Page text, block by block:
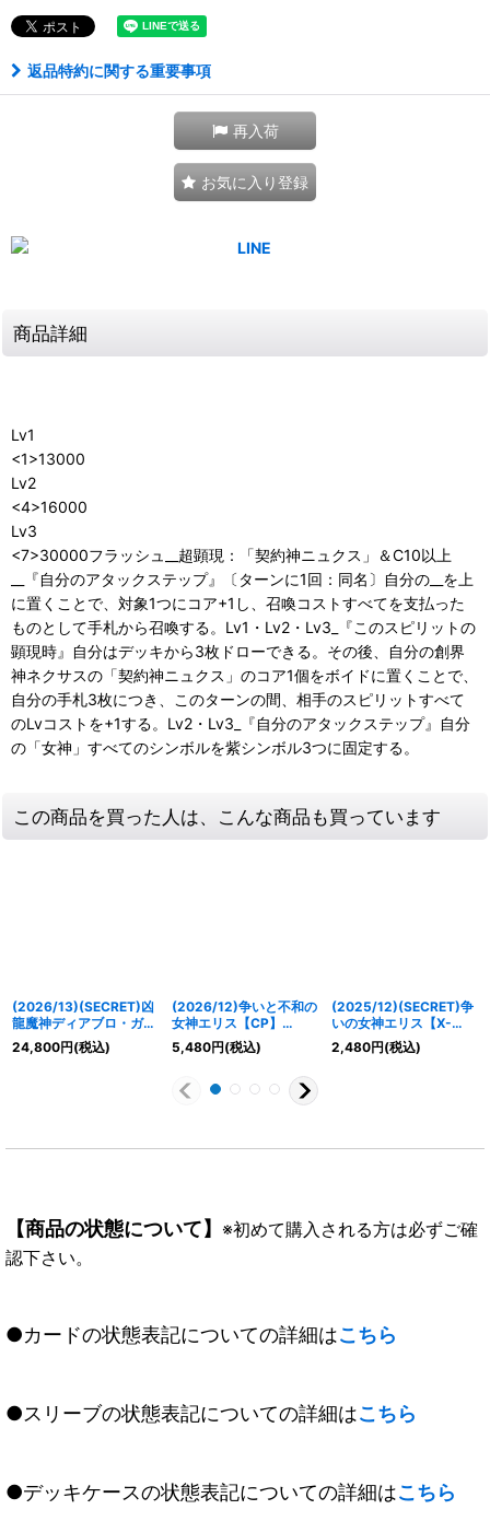
返品特約に関する重要事項
再入荷
お気に入り登録
商品詳細
Lv1
<1>13000
Lv2
<4>16000
Lv3
<7>30000フラッシュ__超顕現：「契約神ニュクス」＆C10以上
__『自分のアタックステップ』〔ターンに1回：同名〕自分の__を上
に置くことで、対象1つにコア+1し、召喚コストすべてを支払った
ものとして手札から召喚する。Lv1・Lv2・Lv3_『このスピリットの
顕現時』自分はデッキから3枚ドローできる。その後、自分の創界
神ネクサスの「契約神ニュクス」のコア1個をボイドに置くことで、
自分の手札3枚につき、このターンの間、相手のスピリットすべて
のLvコストを+1する。Lv2・Lv3_『自分のアタックステップ』自分
の「女神」すべてのシンボルを紫シンボル3つに固定する。
この商品を買った人は、こんな商品も買っています
(2026/13)(SECRET)凶
龍魔神ディアブロ・ガン
ディノス【AX-SEC】
{BS76-AX01}《紫》
24,800円(税込)
(2026/12)争いと不和の
女神エリス【CP】
{BS75-CP02}《紫》
5,480円(税込)
(2025/12)(SECRET)争
いの女神エリス【X-
SEC】{BS72-X03}
《紫》
2,480円(税込)
【商品の状態について】 ※初めて購入される方は必ずご確
認下さい。
●カードの状態表記についての詳細はこちら
●スリーブの状態表記についての詳細はこちら
●デッキケースの状態表記についての詳細はこちら